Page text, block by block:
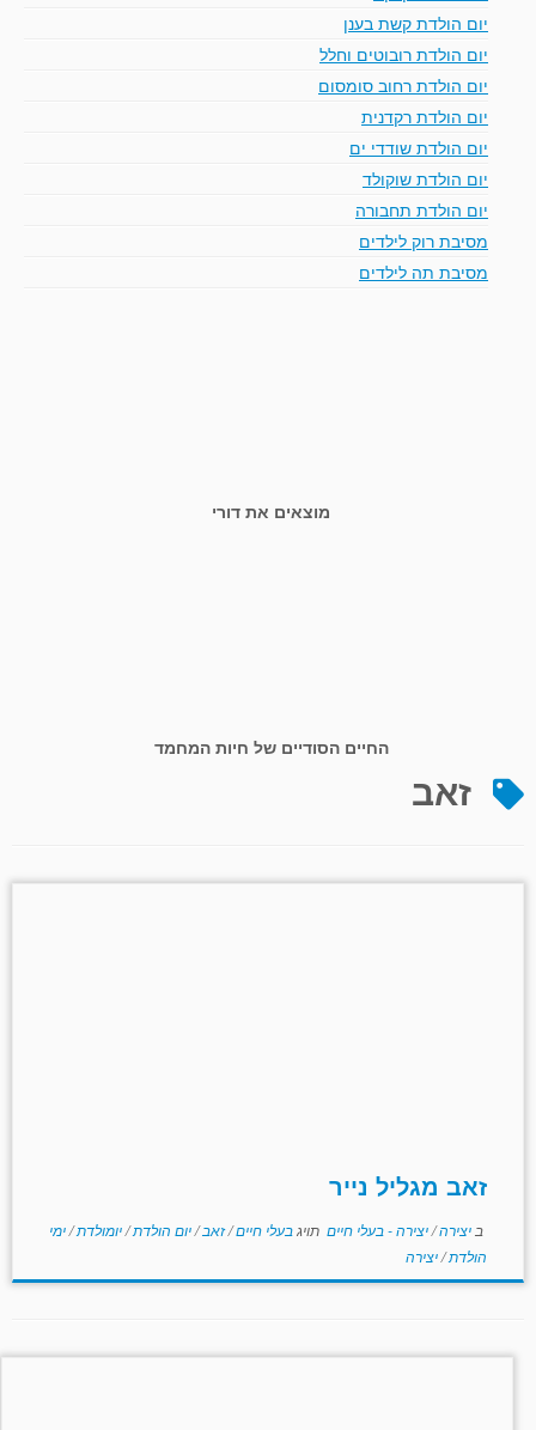
יום הולדת קשת בענן
יום הולדת רובוטים וחלל
יום הולדת רחוב סומסום
יום הולדת רקדנית
יום הולדת שודדי ים
יום הולדת שוקולד
יום הולדת תחבורה
מסיבת רוק לילדים
מסיבת תה לילדים
מוצאים את דורי
החיים הסודיים של חיות המחמד
זאב
זאב מגליל נייר
ב יצירה/יצירה - בעלי חיים תויגבעלי חיים/זאב/יום הולדת/יומולדת/ימי
הולדת/יצירה